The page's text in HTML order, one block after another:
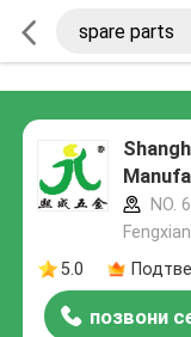
NO.
5.0
позвони